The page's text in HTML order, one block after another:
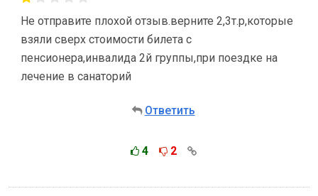
Не отправите плохой отзыв.верните 2,3т.р,которые
взяли сверх стоимости билета с
пенсионера,инвалида 2й группы,при поездке на
лечение в санаторий
Ответить
4 2